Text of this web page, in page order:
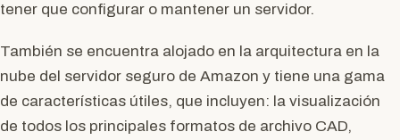
tener que configurar o mantener un servidor.
También se encuentra alojado en la arquitectura en la
nube del servidor seguro de Amazon y tiene una gama
de características útiles, que incluyen: la visualización
de todos los principales formatos de archivo CAD,